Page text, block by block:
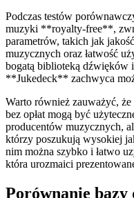
Podczas testów
muzyki **royalty-free**,
parametrów, takich jak
muzycznych oraz łatwość
bogatą biblioteką dźwięków
**Jukedeck** zachwyca
Warto również zauważyć,
bez opłat mogą być
producentów muzycznych,
którzy poszukują wysokiej
nim można szybko i łatwo
która urozmaici
Porównanie